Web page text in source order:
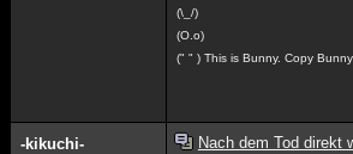
(\_/)
(O.o)
(" " ) This is Bunny. Copy
-kikuchi- Nach dem Tod direkt